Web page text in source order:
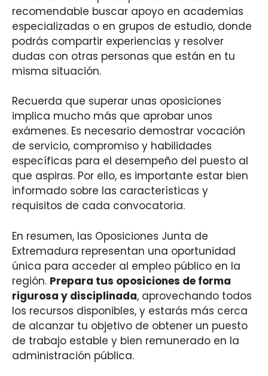
recomendable buscar apoyo en academias
especializadas o en grupos de estudio, donde
podrás compartir experiencias y resolver
dudas con otras personas que están en tu
misma situación.
Recuerda que superar unas oposiciones
implica mucho más que aprobar unos
exámenes. Es necesario demostrar vocación
de servicio, compromiso y habilidades
específicas para el desempeño del puesto al
que aspiras. Por ello, es importante estar bien
informado sobre las características y
requisitos de cada convocatoria.
En resumen, las Oposiciones Junta de
Extremadura representan una oportunidad
única para acceder al empleo público en la
región. Prepara tus oposiciones de forma
rigurosa y disciplinada, aprovechando todos
los recursos disponibles, y estarás más cerca
de alcanzar tu objetivo de obtener un puesto
de trabajo estable y bien remunerado en la
administración pública.